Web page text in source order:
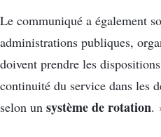
Le communiqué a également
administrations publiques,
doivent prendre les
continuité du service dans les
selon un système de rotation.